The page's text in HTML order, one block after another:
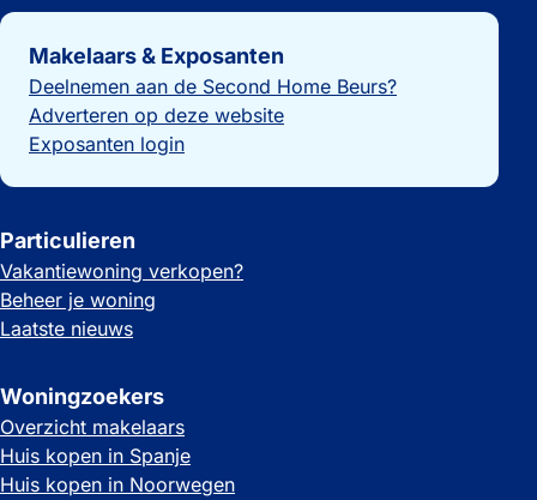
Belangrijke links
Makelaars & Exposanten
Deelnemen aan de Second Home Beurs?
Adverteren op deze website
Exposanten login
Particulieren
Vakantiewoning verkopen?
Beheer je woning
Laatste nieuws
Woningzoekers
Overzicht makelaars
Huis kopen in Spanje
Huis kopen in Noorwegen